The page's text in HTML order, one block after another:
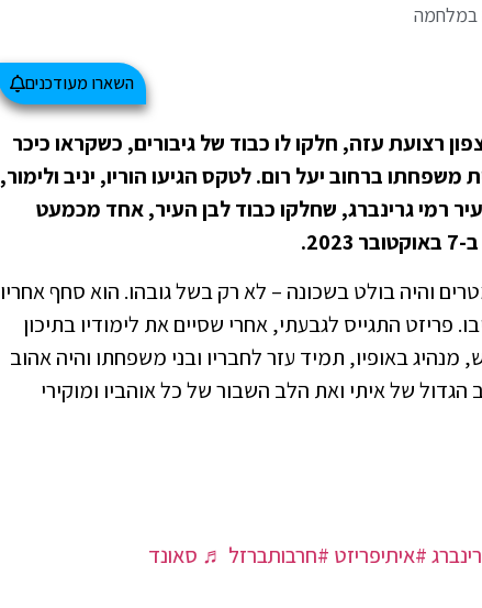
במלחמה
השארו מעודכנים
רצועת עזה, חלקו לו כבוד של גיבורים, כשקראו כיכר
ברחוב יעל רום. לטקס הגיעו הוריו, יניב ולימור,
רמי גרינברג, שחלקו כבוד לבן העיר, אחד מכמעט
בן 20 בנופלו, התנשא לגובה של 2 מטרים והיה בולט בשכונה – לא רק בשל גובהו. הוא סחף אחריו
פריזט התגייס לגבעתי, אחרי שסיים את לימודיו בתיכון
מנהיג באופיו, תמיד עזר לחבריו ובני משפחתו והיה אהוב
של איתי ואת הלב השבור של כל אוהביו ומוקירי
#איתיפריזט #חרבותברזל ♬ סאונד